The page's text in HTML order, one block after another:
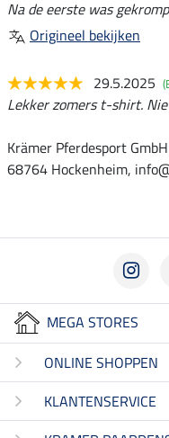
Na de eerste was
Origineel bekijken
29.5.2025
Lekker zomers t-shirt.
Krämer Pferdesport
68764 Hockenheim,
MEGA STORES
ONLINE SHOPPEN
KLANTENSERVICE